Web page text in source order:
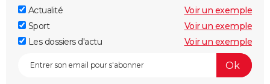
Actualité
Voir un exemple
Sport
Voir un exemple
Les dossiers d'actu
Voir un exemple